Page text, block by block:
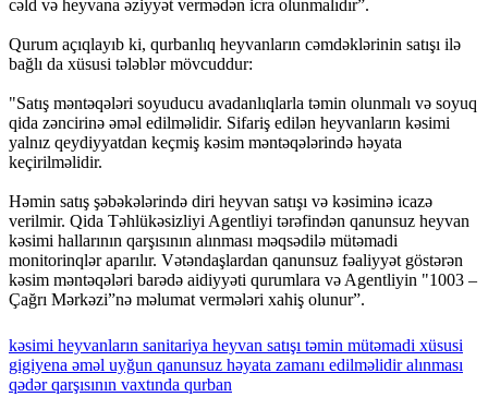
cəld və heyvana əziyyət vermədən icra olunmalıdır”.
Qurum açıqlayıb ki, qurbanlıq heyvanların cəmdəklərinin satışı ilə
bağlı da xüsusi tələblər mövcuddur:
"Satış məntəqələri soyuducu avadanlıqlarla təmin olunmalı və soyuq
qida zəncirinə əməl edilməlidir. Sifariş edilən heyvanların kəsimi
yalnız qeydiyyatdan keçmiş kəsim məntəqələrində həyata
keçirilməlidir.
Həmin satış şəbəkələrində diri heyvan satışı və kəsiminə icazə
verilmir. Qida Təhlükəsizliyi Agentliyi tərəfindən qanunsuz heyvan
kəsimi hallarının qarşısının alınması məqsədilə mütəmadi
monitorinqlər aparılır. Vətəndaşlardan qanunsuz fəaliyyət göstərən
kəsim məntəqələri barədə aidiyyəti qurumlara və Agentliyin "1003 –
Çağrı Mərkəzi”nə məlumat vermələri xahiş olunur”.
kəsimi heyvanların sanitariya heyvan satışı təmin mütəmadi xüsusi
gigiyena əməl uyğun qanunsuz həyata zamanı edilməlidiralınması
qədərqarşısının vaxtında qurban